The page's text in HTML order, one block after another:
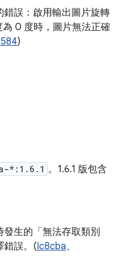
錯誤：啟用輸出圖片旋轉
0 度時，圖片無法正確
)
*:1.6.1 。1.6.1 版包含
發生的「無法存取類別
錯誤。(Ic8cba、